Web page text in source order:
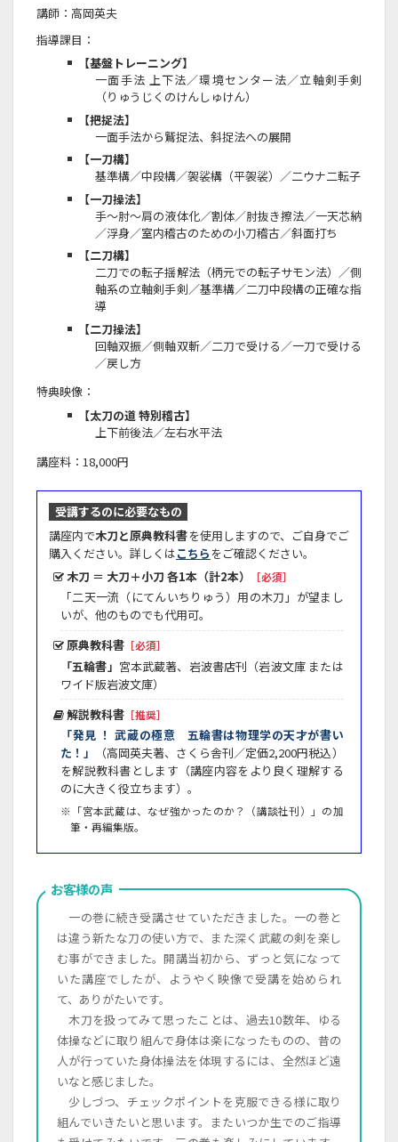
講師：高岡英夫
指導課目：
【基盤トレーニング】
一面手法 上下法／環境センター法／立軸剣手剣
（りゅうじくのけんしゅけん）
【把捉法】
一面手法から鷲捉法、斜捉法への展開
【一刀構】
基準構／中段構／袈裟構（平袈裟）／二ウナ二転子
【一刀操法】
手～肘～肩の液体化／割体／肘抜き擦法／一天芯納
／浮身／室内稽古のための小刀稽古／斜面打ち
【二刀構】
二刀での転子揺解法（柄元での転子サモン法）／側
軸系の立軸剣手剣／基準構／二刀中段構の正確な指
導
【二刀操法】
回軸双振／側軸双斬／二刀で受ける／一刀で受ける
／戻し方
特典映像：
【太刀の道 特別稽古】
上下前後法／左右水平法
講座料：18,000円
受講するのに必要なもの
講座内で木刀と原典教科書を使用しますので、ご自身でご
購入ください。詳しくはこちら をご確認ください。
木刀 ＝ 大刀＋小刀 各1本（計2本）
［必須］
「二天一流（にてんいちりゅう）用の木刀」が望まし
いが、他のものでも代用可。
原典教科書 ［必須］
「五輪書」 宮本武蔵著、岩波書店刊（岩波文庫 または
ワイド版岩波文庫）
解説教科書 ［推奨］
「発見 ！ 武蔵の極意 五輪書は物理学の天才が書い
た！」
（高岡英夫著、さくら舎刊／定価2,200円税込）
を解説教科書とします（講座内容をより良く理解する
のに大きく役立ちます）。
※「宮本武蔵は、なぜ強かったのか？（講談社刊）」の加
筆・再編集版。
お客様の声
一の巻に続き受講させていただきました。一の巻と
は違う新たな刀の使い方で、また深く武蔵の剣を楽し
む事ができました。開講当初から、ずっと気になって
いた講座でしたが、ようやく映像で受講を始められ
て、ありがたいです。
木刀を扱ってみて思ったことは、過去10数年、ゆる
体操などに取り組んで身体は楽になったものの、昔の
人が行っていた身体操法を体現するには、全然ほど遠
いなと感じました。
少しづつ、チェックポイントを克服できる様に取り
組んでいきたいと思います。またいつか生でのご指導